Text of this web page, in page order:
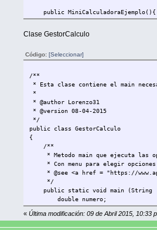
/**
* Método que recoge datos por
*/
int valor = 0;
try{
Scanner escaner = new
valor =
}catch
}
} while (valor < 1 || valor
return valor;
}
public
/**
* @return valor absoluto
public double
/**
* Método que calcula la raiz
* @param numero : el valor
* @return valor resultante del
*/
public double
Clase GestorCalculo
Código: [Seleccionar]
/**
* Esta clase contiene el main
*
* @author Lorenzo31
* @version 08-04-2015
*/
public class GestorCalculo
{
/**
* Metodo main que ejecuta las
* Con menu para elegir opciones
* @see <a href = "https://
*/
public static void main (String
double numero;
int valor;
System.out.println("Iniciamos
« Última modificación: 09 de Abril 2015, 10:33